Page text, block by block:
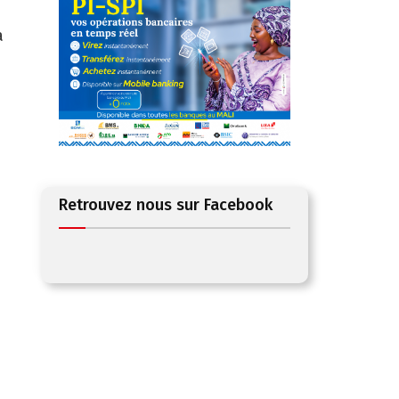
Retrouvez nous sur Facebook